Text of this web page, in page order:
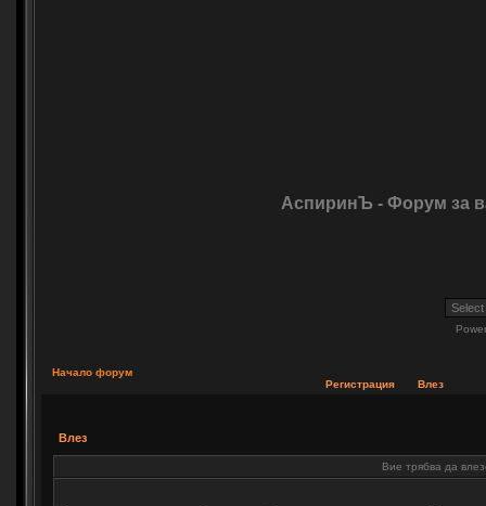
АспиринЪ - Форум за
Начало форум
Регистрация
Влез
Влез
Вие трябва да